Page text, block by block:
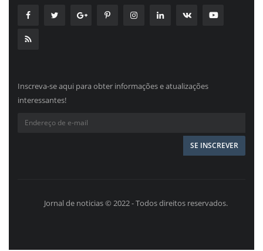
Inscreva-se aqui para obter informações e atualizações
interessantes!
Jornal de noticias © 2022 - Todos direitos reservados.